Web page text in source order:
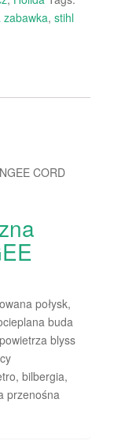
zabawka, stihl
CORD
połysk,
buda
blyss
bilbergia,
przenośna